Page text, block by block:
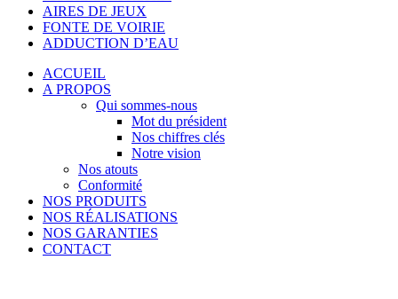
AIRES DE JEUX
FONTE DE VOIRIE
ADDUCTION D’EAU
ACCUEIL
A PROPOS
Qui sommes-nous
Mot du président
Nos chiffres clés
Notre vision
Nos atouts
Conformité
NOS PRODUITS
NOS RÉALISATIONS
NOS GARANTIES
CONTACT